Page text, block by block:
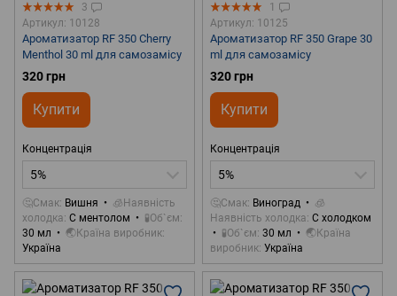
3
Артикул: 10128
Ароматизатор RF 350 Cherry
Menthol 30 ml для самозамісу
320 грн
Купити
Концентрація
5%
🤔Смак Вишня
🧊Наявність
холодка С ментолом
🧪Об`єм
30 мл
🌏Країна виробник
Україна
1
Артикул: 10125
Ароматизатор RF 350 Grape 30
ml для самозамісу
320 грн
Купити
Концентрація
5%
🤔Смак Виноград
🧊
Наявність холодка С холодком
🧪Об`єм 30 мл
🌏Країна
виробник Україна